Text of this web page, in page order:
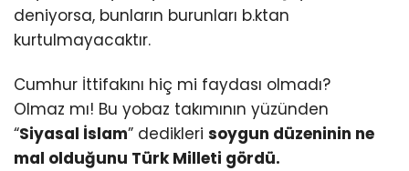
deniyorsa, bunların burunları b.ktan
kurtulmayacaktır.
Cumhur İttifakını hiç mi faydası olmadı?
Olmaz mı! Bu yobaz takımının yüzünden
“Siyasal İslam” dedikleri soygun düzeninin ne
mal olduğunu Türk Milleti gördü.